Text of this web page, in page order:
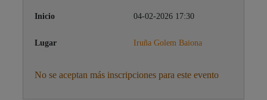
04-02-2026 17:30
Iruña Golem Baiona
No se aceptan más inscripciones para este evento